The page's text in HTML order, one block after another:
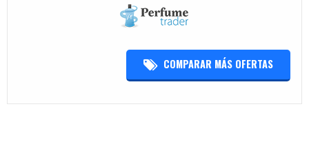
COMPARAR MÁS OFERTAS